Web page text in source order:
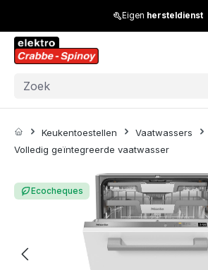
hersteldienst
Keukentoestellen
Vaatwassers
Volledig geïntegreerde vaatwasser
Skip image gallery
Ecocheques